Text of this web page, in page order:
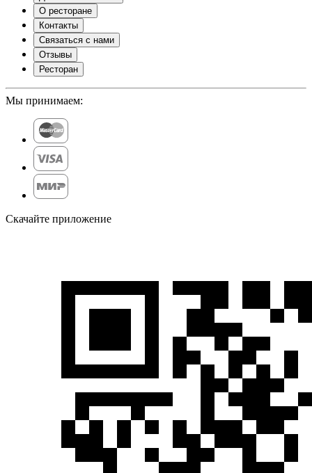
О ресторане
Контакты
Связаться с нами
Отзывы
Ресторан
Мы принимаем:
Скачайте приложение